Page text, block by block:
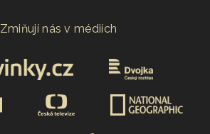
Zmiňují nás v médiích